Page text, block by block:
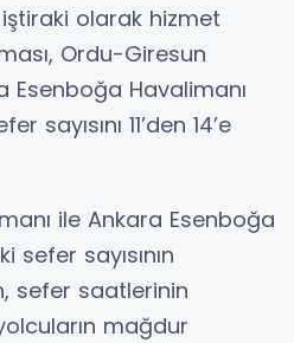
iştiraki olarak hizmet
Ordu-Giresun
Esenboğa Havalimanı
sayısını 11’den 14’e
ile Ankara Esenboğa
sefer sayısının
sefer saatlerinin
mağdur